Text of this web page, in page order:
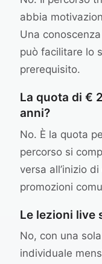
abbia
Una
può facilitare lo
prerequisito.
La quota di €
anni?
No. È la quota
percorso si
versa all’inizio
promozioni
Le lezioni live
No, con una
individuale